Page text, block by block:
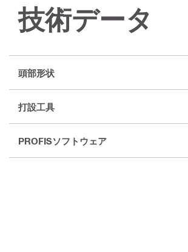
技術データ
頭部形状
打設工具
PROFISソフトウェア